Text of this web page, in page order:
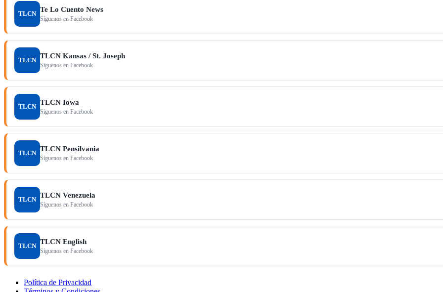
TLCN
Te Lo Cuento News
Síguenos en Facebook
TLCN
TLCN Kansas / St. Joseph
Síguenos en Facebook
TLCN
TLCN Iowa
Síguenos en Facebook
TLCN
TLCN Pensilvania
Síguenos en Facebook
TLCN
TLCN Venezuela
Síguenos en Facebook
TLCN
TLCN English
Síguenos en Facebook
Política de Privacidad